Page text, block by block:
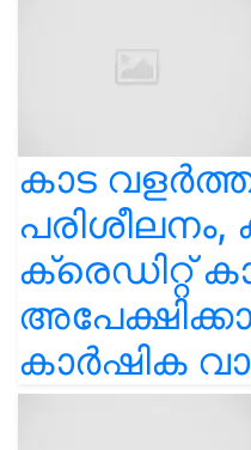
കാട
ക്രെഡിറ്റ്
കാർഷിക